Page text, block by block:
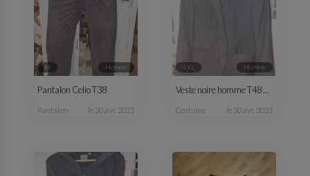
M homme
Pantalon Celio T38
pantalon le 30 avr. 2023
4XL homme
Veste noire homme T48 C&A
costume le 30 avr. 2023